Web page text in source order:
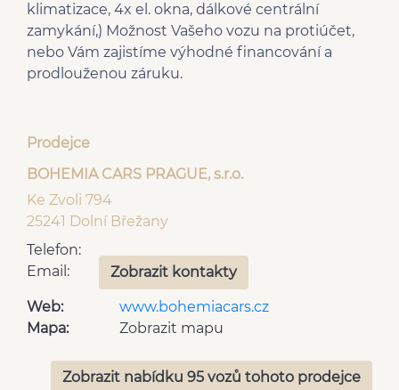
Malý kožený paket
AUX
pohon 4x2
klimatizace, 4x el. okna, dálkové centrální
zamykání,) Možnost Vašeho vozu na protiúčet,
nebo Vám zajistíme výhodné financování a
prodlouženou záruku.
Prodejce
BOHEMIA CARS PRAGUE, s.r.o.
Ke Zvoli 794
25241 Dolní Břežany
Telefon:
Email:
Zobrazit kontakty
Web:
www.bohemiacars.cz
Mapa:
Zobrazit mapu
Zobrazit nabídku 95 vozů tohoto prodejce